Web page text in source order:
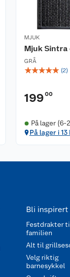
MJUK
Mjuk
GRÅ
☆☆☆☆☆ (2)
199 00
På lager (6-
På lager i
Bli inspirert
Festdrakter
familien
Alt til
Velg riktig
barnesykkel